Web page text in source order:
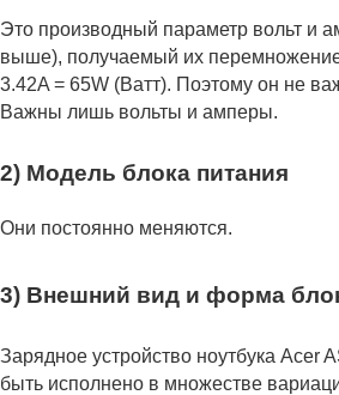
Это производный параметр вольт и
выше), получаемый их
3.42A = 65W (Ватт). Поэтому он не
Важны лишь вольты и амперы.
2) Модель блока питания
Они постоянно меняются.
3) Внешний вид и форма
Зарядное устройство ноутбука Acer
быть исполнено в множестве